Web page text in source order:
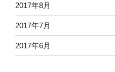
2017年8月
2017年7月
2017年6月